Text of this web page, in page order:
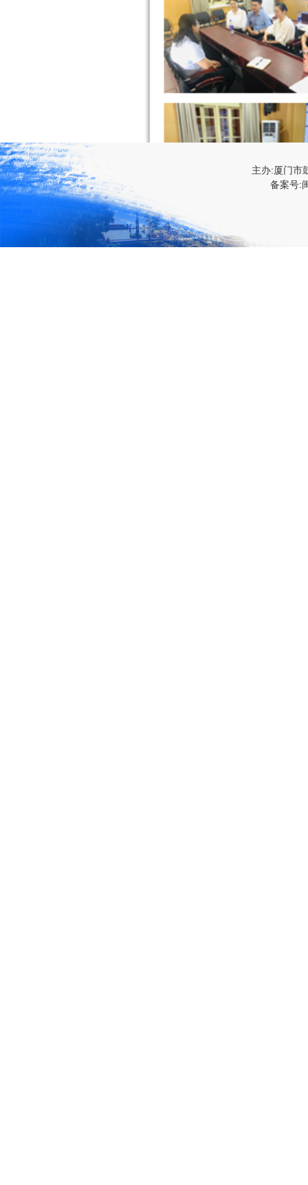
主办:厦门市
备案号: